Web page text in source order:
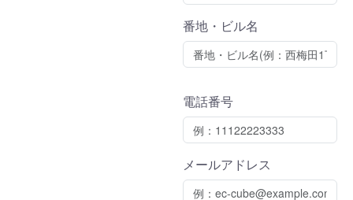
番地・ビル名
電話番号
メールアドレス